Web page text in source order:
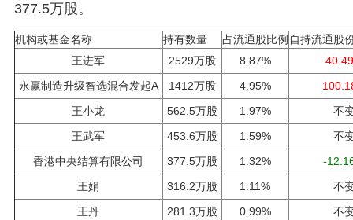
377.5万股。
机构或基金名称 持有数量 占流通股比例 自持流通股
王进军
2529万股 8.87%
永赢制造升级智选混合发起A
1412万股 4.95%
王小龙
562.5万股 1.97%
不
王武军
453.6万股 1.59%
不
香港中央结算有限公司
377.5万股 1.32%
-
王娟
316.2万股 1.11%
不
王丹
281.3万股 0.99%
不